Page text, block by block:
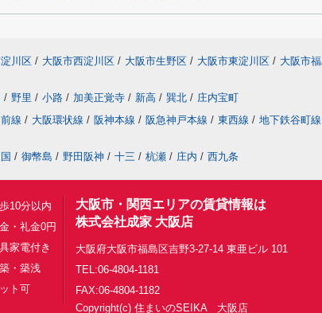
川区 / 大阪市西淀川区 / 大阪市生野区 / 大阪市東淀川区 / 大阪市
/ 野里 / 小路 / 加美正覚寺 / 新高 / 巽北 / 庄内宝町
線 / 大阪環状線 / 阪神本線 / 阪急神戸本線 / 東西線 / 地下鉄谷町線
/ 御幣島 / 野田阪神 / 十三 / 杭瀬 / 庄内 / 西九条
10分以内
・礼金0円
家電付き
・築浅
ト可
大阪市・関西エリアの賃貸情報は
株式会社成家 大阪店
大阪府大阪市福島区吉野3-27-14 東亜ビル 101
TEL:06-4804-1181
FAX:06-4804-1182
Copyright(c) 住まいのSEIKA 大阪店